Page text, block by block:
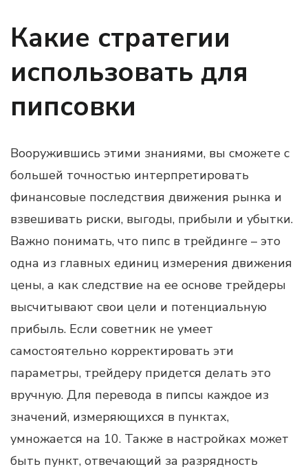
Какие стратегии
использовать для
пипсовки
Вооружившись этими знаниями, вы сможете с
большей точностью интерпретировать
финансовые последствия движения рынка и
взвешивать риски, выгоды, прибыли и убытки.
Важно понимать, что пипс в трейдинге – это
одна из главных единиц измерения движения
цены, а как следствие на ее основе трейдеры
высчитывают свои цели и потенциальную
прибыль. Если советник не умеет
самостоятельно корректировать эти
параметры, трейдеру придется делать это
вручную. Для перевода в пипсы каждое из
значений, измеряющихся в пунктах,
умножается на 10. Также в настройках может
быть пункт, отвечающий за разрядность